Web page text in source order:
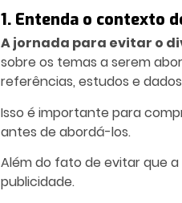
1. Entenda o contexto
A jornada para evitar o
sobre os temas a serem
referências, estudos e
Isso é importante para
antes de abordá-los.
Além do fato de evitar que
publicidade.